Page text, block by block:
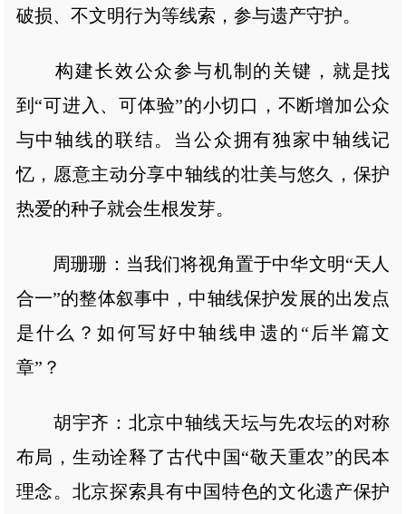
破损、不文明行为等线索，参与遗产守护。
构建长效公众参与机制的关键，就是找
到“可进入、可体验”的小切口，不断增加公众
与中轴线的联结。当公众拥有独家中轴线记
忆，愿意主动分享中轴线的壮美与悠久，保护
热爱的种子就会生根发芽。
周珊珊：当我们将视角置于中华文明“天人
合一”的整体叙事中，中轴线保护发展的出发点
是什么？如何写好中轴线申遗的“后半篇文
章”？
胡宇齐：北京中轴线天坛与先农坛的对称
布局，生动诠释了古代中国“敬天重农”的民本
理念。北京探索具有中国特色的文化遗产保护